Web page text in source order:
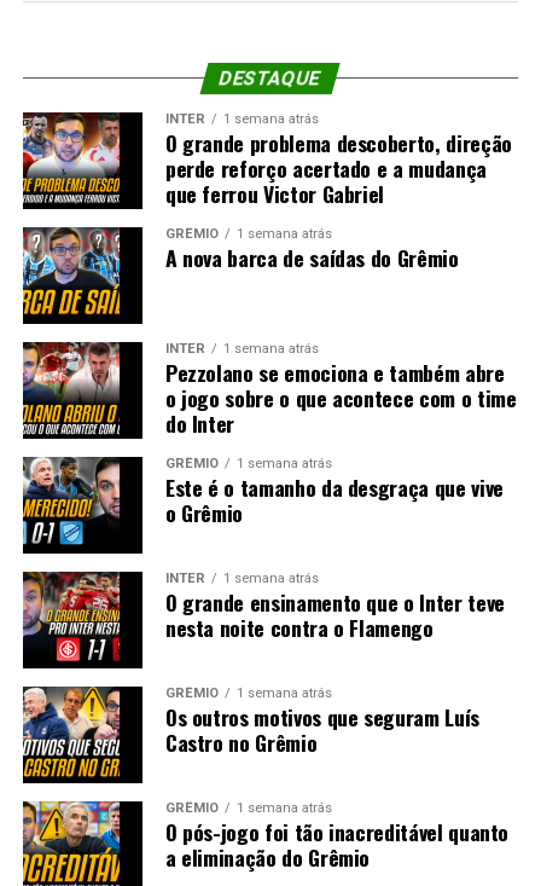
DESTAQUE
INTER 1 semana atrás
O grande problema descoberto, direção
perde reforço acertado e a mudança
que ferrou Victor Gabriel
GRÊMIO 1 semana atrás
A nova barca de saídas do Grêmio
INTER 1 semana atrás
Pezzolano se emociona e também abre
o jogo sobre o que acontece com o time
do Inter
GRÊMIO 1 semana atrás
Este é o tamanho da desgraça que vive
o Grêmio
INTER 1 semana atrás
O grande ensinamento que o Inter teve
nesta noite contra o Flamengo
GRÊMIO 1 semana atrás
Os outros motivos que seguram Luís
Castro no Grêmio
GRÊMIO 1 semana atrás
O pós-jogo foi tão inacreditável quanto
a eliminação do Grêmio